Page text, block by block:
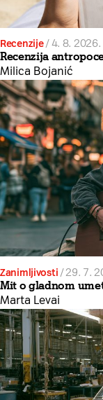
Recenzije/4. 8. 2026.
Recenzija
Milica Bojanić
Zanimljivosti /29. 7.
Mit o gladnom
Marta Levai